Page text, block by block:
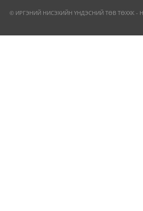
© ИРГЭНИЙ НИСЭХИЙН ҮНДЭСНИЙ ТӨВ ТӨХХК -